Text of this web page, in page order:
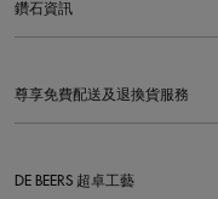
鑽石資訊
尊享免費配送及退換貨服務
DE BEERS 超卓工藝